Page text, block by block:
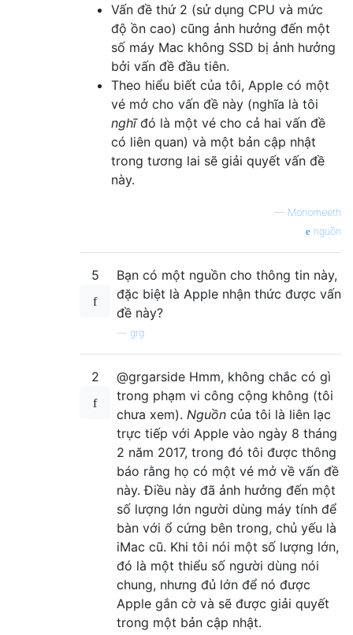
Vấn đề thứ 2 (sử dụng CPU và mức
độ ồn cao) cũng ảnh hưởng đến một
số máy Mac không SSD bị ảnh hưởng
bởi vấn đề đầu tiên.
Theo hiểu biết của tôi, Apple có một
vé mở cho vấn đề này (nghĩa là tôi
nghĩđó là một vé cho cả hai vấn đề
có liên quan) và một bản cập nhật
trong tương lai sẽ giải quyết vấn đề
này.
— Monomeeth
nguồn
5
Bạn có một nguồn cho thông tin này,
đặc biệt là Apple nhận thức được vấn
đề này?
grg
2
@grgarside Hmm, không chắc có gì
trong phạm vi công cộng không (tôi
chưa xem). Nguồn của tôi là liên lạc
trực tiếp với Apple vào ngày 8 tháng
2 năm 2017, trong đó tôi được thông
báo rằng họ có một vé mở về vấn đề
này. Điều này đã ảnh hưởng đến một
số lượng lớn người dùng máy tính để
bàn với ổ cứng bên trong, chủ yếu là
iMac cũ. Khi tôi nói một số lượng lớn,
đó là một thiểu số người dùng nói
chung, nhưng đủ lớn để nó được
Apple gắn cờ và sẽ được giải quyết
trong một bản cập nhật.